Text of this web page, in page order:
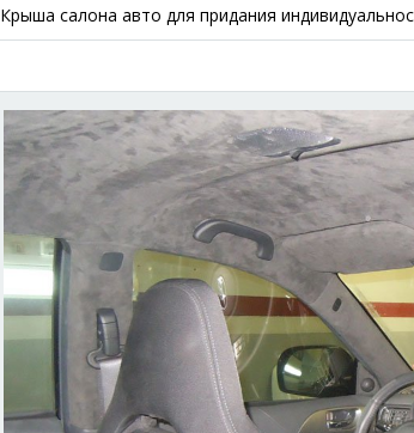
Крыша салона авто для придания